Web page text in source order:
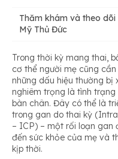
Thăm khám và theo dõi
Mỹ Thủ Đức
Trong thời kỳ mang thai,
cơ thể người mẹ cũng
những dấu hiệu thường bị
nghiêm trọng là tình
bàn chân. Đây có thể là
trong gan do thai kỳ
– ICP) – một rối loạn gan
đến sức khỏe của mẹ và
kịp thời.